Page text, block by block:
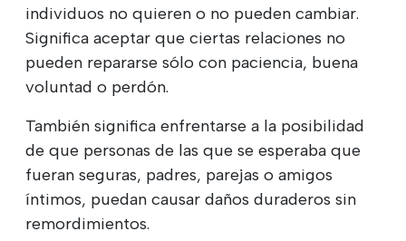
individuos no quieren o no pueden cambiar.
Significa aceptar que ciertas relaciones no
pueden repararse sólo con paciencia, buena
voluntad o perdón.
También significa enfrentarse a la posibilidad
de que personas de las que se esperaba que
fueran seguras, padres, parejas o amigos
íntimos, puedan causar daños duraderos sin
remordimientos.